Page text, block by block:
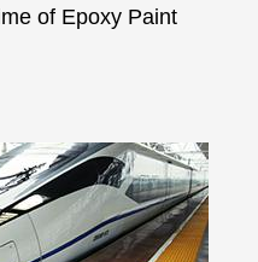
of Epoxy Paint